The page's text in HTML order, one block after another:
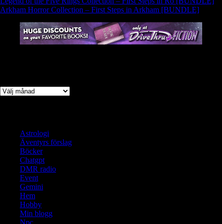
Arkham Horror Collection – First Steps in Arkham [BUNDLE]
Astrologi
Äventyrs förslag
Böcker
Chatgpt
DMR radio
Event
Gemini
Hem
Hobby
Min blogg